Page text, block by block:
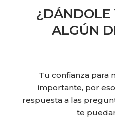
¿DÁNDOLE
ALGÚN
Tu confianza para
importante, por
respuesta a las
te